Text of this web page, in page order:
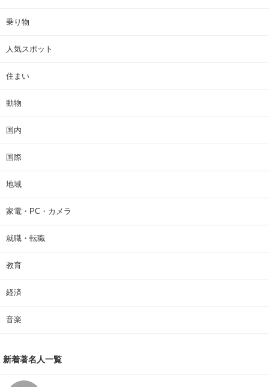
乗り物
人気スポット
住まい
動物
国内
国際
地域
家電・PC・カメラ
就職・転職
教育
経済
音楽
新着著名人一覧